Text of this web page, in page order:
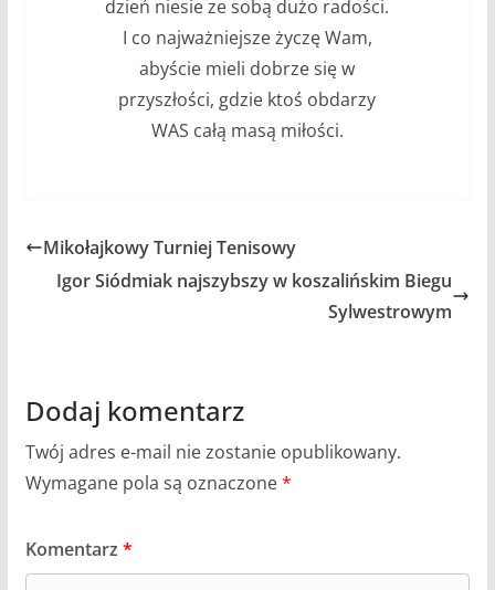
dzień niesie ze sobą dużo radości.
I co najważniejsze życzę Wam,
abyście mieli dobrze się w
przyszłości, gdzie ktoś obdarzy
WAS całą masą miłości.
Mikołajkowy Turniej Tenisowy
Igor Siódmiak najszybszy w koszalińskim Biegu
Sylwestrowym
Dodaj komentarz
Twój adres e-mail nie zostanie opublikowany.
Wymagane pola są oznaczone*
Komentarz *